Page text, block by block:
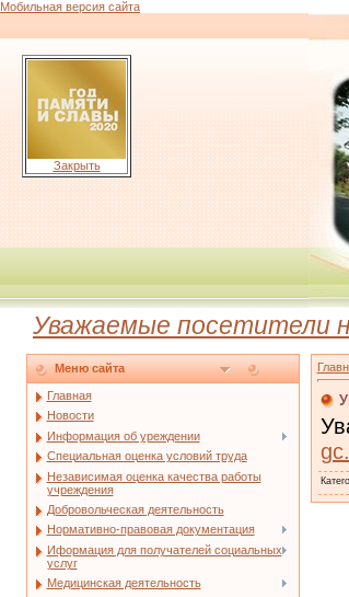
Мобильная версия сайта
Закрыть
Уважаемые посетители
Меню сайта
Главная
Новости
Информация об уреждении
Специальная оценка условий труда
Независимая оценка качества работы
учреждения
Добровольческая деятельность
Нормативно-правовая документация
Иформация для получателей социальных
услуг
Медицинская деятельность